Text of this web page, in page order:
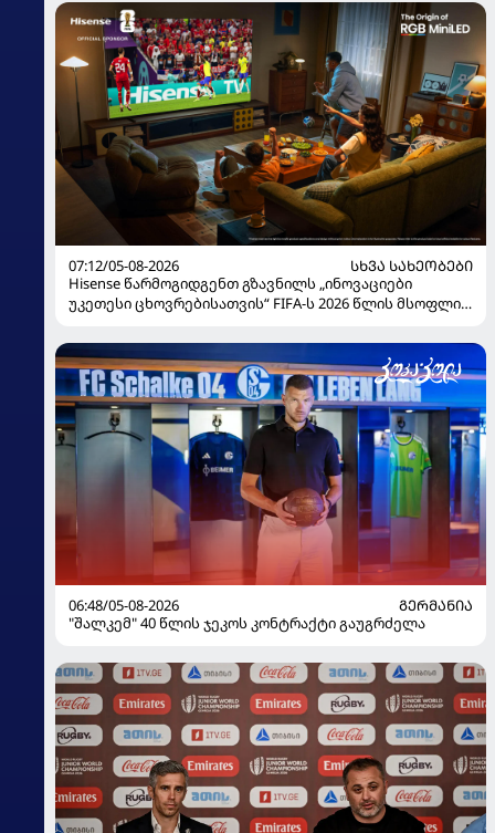
07:12/05-08-2026
ᲡᲮᲕᲐ ᲡᲐᲮᲔᲝᲑᲔᲑᲘ
Hisense წარმოგიდგენთ გზავნილს „ინოვაციები
უკეთესი ცხოვრებისათვის“ FIFA-ს 2026 წლის მსოფლიო
06:48/05-08-2026
ᲒᲔᲠᲛᲐᲜᲘᲐ
"შალკემ" 40 წლის ჯეკოს კონტრაქტი გაუგრძელა